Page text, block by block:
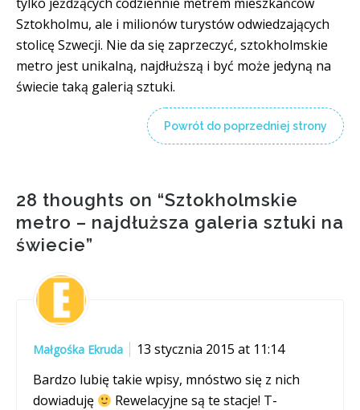
Sztokholmu, ale i milionów turystów odwiedzających
stolicę Szwecji. Nie da się zaprzeczyć, sztokholmskie
metro jest unikalną, najdłuższą i być może jedyną na
świecie taką galerią sztuki.
Powrót do poprzedniej strony
28 thoughts on “Sztokholmskie
metro – najdłuższa galeria sztuki na
świecie”
Małgośka Ekruda
13 stycznia 2015 at 11:14
Bardzo lubię takie wpisy, mnóstwo się z nich
dowiaduję
Rewelacyjne są te stacje! T-